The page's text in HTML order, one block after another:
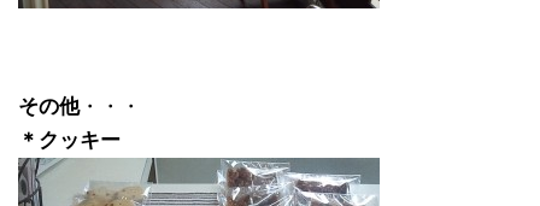
その他・・・
＊クッキー